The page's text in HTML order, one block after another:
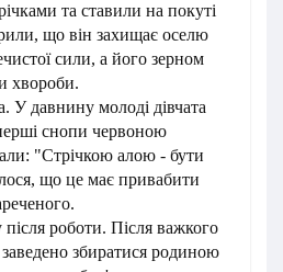
та ставили на покуті
що він захищає оселю
сили, а його зерном
хвороби.
У давнину молоді дівчата
снопи червоною
"Стрічкою алою - бути
що це має привабити
роботи. Після важкого
заведено збиратися родиною